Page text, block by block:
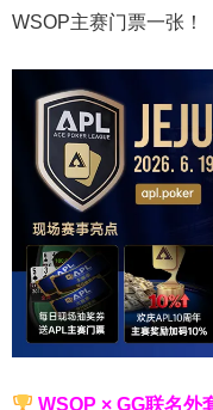
WSOP主赛门票一张！
WSOP × GG联名外